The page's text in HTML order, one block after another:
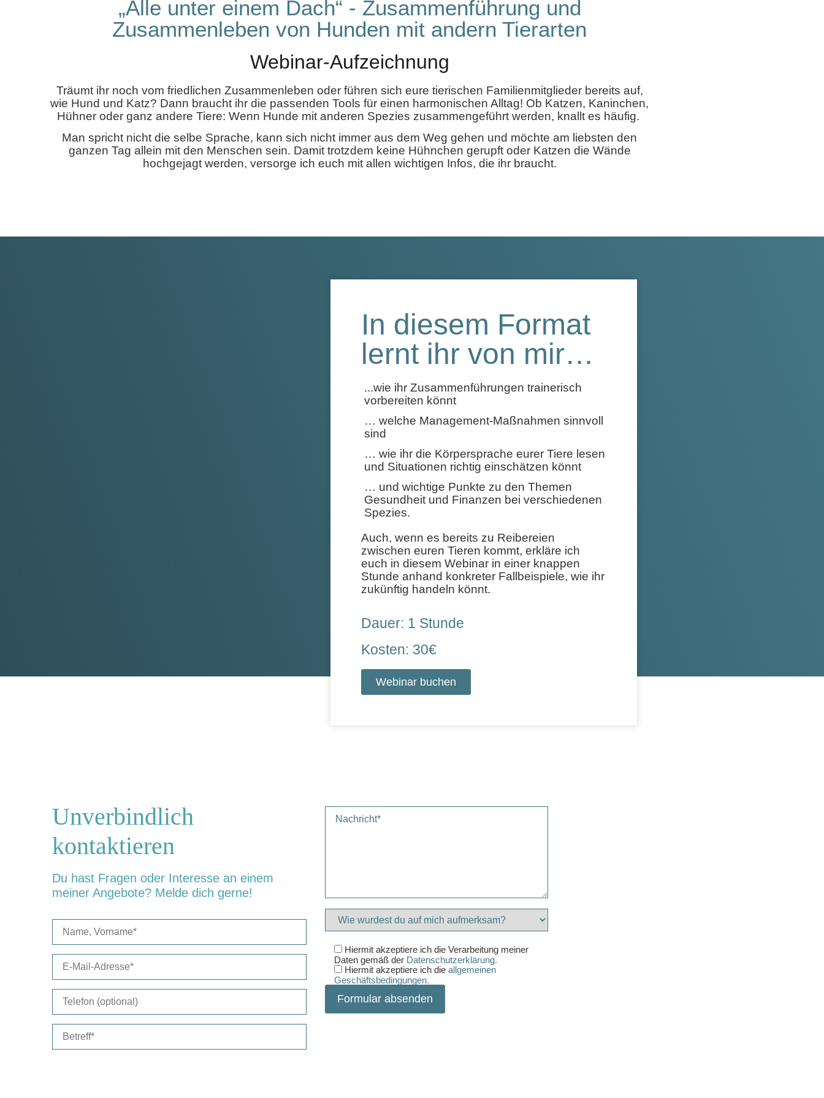
„Alle unter einem Dach“ - Zusammenführung und
Zusammenleben von Hunden mit andern Tierarten
Webinar-Aufzeichnung
Träumt ihr noch vom friedlichen Zusammenleben oder führen sich eure tierischen Familienmitglieder bereits auf,
wie Hund und Katz? Dann braucht ihr die passenden Tools für einen harmonischen Alltag! Ob Katzen, Kaninchen,
Hühner oder ganz andere Tiere: Wenn Hunde mit anderen Spezies zusammengeführt werden, knallt es häufig.
Man spricht nicht die selbe Sprache, kann sich nicht immer aus dem Weg gehen und möchte am liebsten den
ganzen Tag allein mit den Menschen sein. Damit trotzdem keine Hühnchen gerupft oder Katzen die Wände
hochgejagt werden, versorge ich euch mit allen wichtigen Infos, die ihr braucht.
In diesem Format
lernt ihr von mir…
...wie ihr Zusammenführungen trainerisch
vorbereiten könnt
… welche Management-Maßnahmen sinnvoll
sind
… wie ihr die Körpersprache eurer Tiere lesen
und Situationen richtig einschätzen könnt
… und wichtige Punkte zu den Themen
Gesundheit und Finanzen bei verschiedenen
Spezies.
Auch, wenn es bereits zu Reibereien
zwischen euren Tieren kommt, erkläre ich
euch in diesem Webinar in einer knappen
Stunde anhand konkreter Fallbeispiele, wie ihr
zukünftig handeln könnt.
Dauer: 1 Stunde
Kosten: 30€
Webinar buchen
Unverbindlich
kontaktieren
Du hast Fragen oder Interesse an einem
meiner Angebote? Melde dich gerne!
Hiermit akzeptiere ich die Verarbeitung meiner
Daten gemäß der Datenschutzerklärung.
Hiermit akzeptiere ich die allgemeinen
Geschäftsbedingungen.